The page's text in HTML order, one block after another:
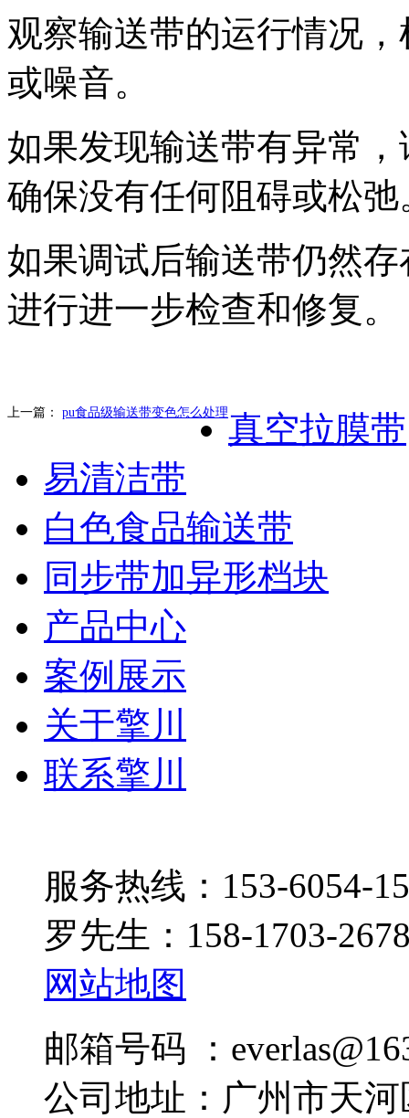
观察输送带的运行情况
或噪音。
如果发现输送带有异常
确保没有任何阻碍或松弛
如果调试后输送带仍然
进行进一步检查和修复。
上一篇： pu食品级输送带变色怎么处理真空拉膜带
易清洁带
白色食品输送带
同步带加异形档块
产品中心
案例展示
关于擎川
联系擎川
服务热线：153-6054-
罗先生：158-1703-
网站地图
邮箱号码 ：
公司地址：广州市天